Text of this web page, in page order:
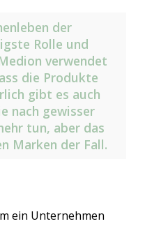
der
Rolle und
verwendet
die Produkte
gibt es auch
nach gewisser
tun, aber das
Marken der Fall.
ein Unternehmen